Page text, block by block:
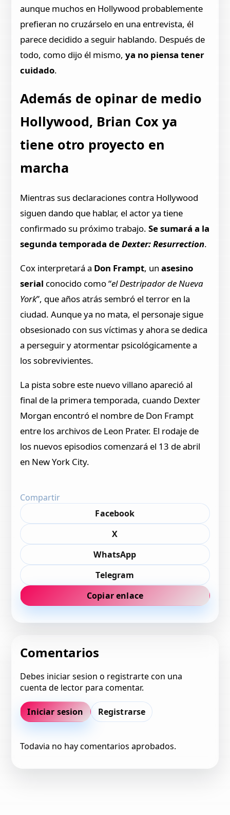
aunque muchos en Hollywood probablemente
prefieran no cruzárselo en una entrevista, él
parece decidido a seguir hablando. Después de
todo, como dijo él mismo,ya no piensa tener
cuidado.
Además de opinar de medio
Hollywood, Brian Cox ya
tiene otro proyecto en
marcha
Mientras sus declaraciones contra Hollywood
siguen dando que hablar, el actor ya tiene
confirmado su próximo trabajo.Se sumará a la
segunda temporada deDexter: Resurrection.
Cox interpretará a Don Frampt, unasesino
serial conocido como “el Destripador de Nueva
York”, que años atrás sembró el terror en la
ciudad. Aunque ya no mata, el personaje sigue
obsesionado con sus víctimas y ahora se dedica
a perseguir y atormentar psicológicamente a
los sobrevivientes.
La pista sobre este nuevo villano apareció al
final de la primera temporada, cuando Dexter
Morgan encontró el nombre de Don Frampt
entre los archivos de Leon Prater. El rodaje de
los nuevos episodios comenzará el 13 de abril
en New York City.
Compartir
Facebook
X
WhatsApp
Telegram
Copiar enlace
Comentarios
Debes iniciar sesion o registrarte con una
cuenta de lector para comentar.
Iniciar sesion Registrarse
Todavia no hay comentarios aprobados.